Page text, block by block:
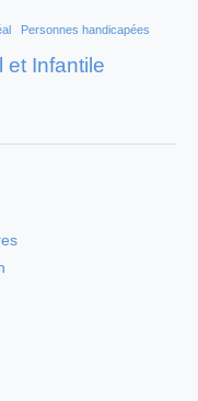
Personnes handicapées
et Infantile